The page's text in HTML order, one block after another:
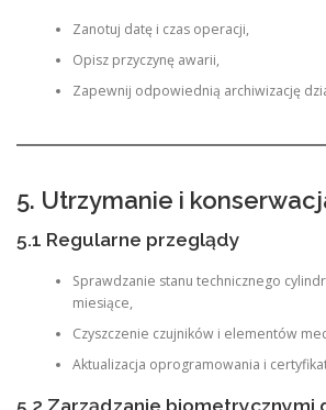
Zanotuj datę i czas operacji,
Opisz przyczynę awarii,
Zapewnij odpowiednią archiwizację
5. Utrzymanie i
5.1 Regularne przeglądy
Sprawdzanie stanu technicznego
miesiące,
Czyszczenie czujników i elementów
Aktualizacja oprogramowania i